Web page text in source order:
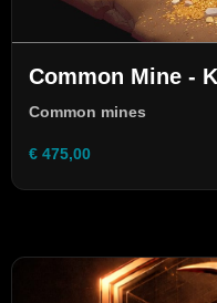
Common Mine -
Common mines
€ 475,00